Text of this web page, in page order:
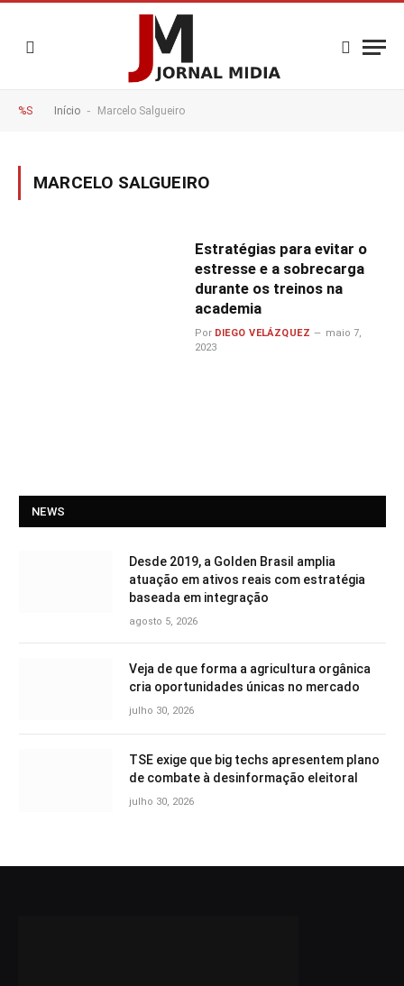
%S Início - Marcelo Salgueiro
MARCELO SALGUEIRO
Estratégias para evitar o
estresse e a sobrecarga
durante os treinos na
academia
Por DIEGO VELÁZQUEZ
maio 7,
2023
NEWS
Desde 2019, a Golden Brasil amplia
atuação em ativos reais com estratégia
baseada em integração
agosto 5, 2026
Veja de que forma a agricultura orgânica
cria oportunidades únicas no mercado
julho 30, 2026
TSE exige que big techs apresentem plano
de combate à desinformação eleitoral
julho 30, 2026